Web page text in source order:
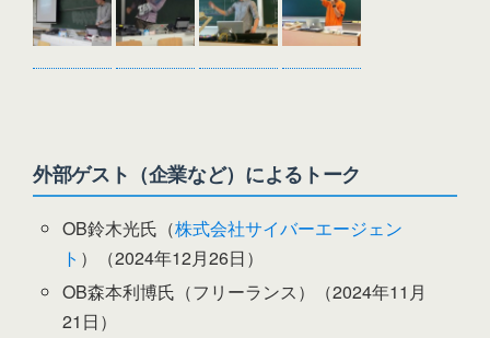
外部ゲスト（企業など）によるトーク
OB鈴木光氏（株式会社サイバーエージェン
ト ）（2024年12月26日）
OB森本利博氏（フリーランス）（2024年11月
21日）